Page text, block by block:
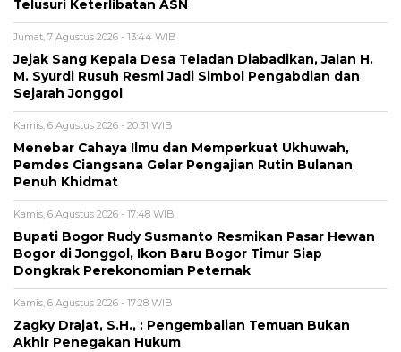
Telusuri Keterlibatan ASN
Jumat, 7 Agustus 2026 - 13:44 WIB
Jejak Sang Kepala Desa Teladan Diabadikan, Jalan H.
M. Syurdi Rusuh Resmi Jadi Simbol Pengabdian dan
Sejarah Jonggol
Kamis, 6 Agustus 2026 - 20:31 WIB
Menebar Cahaya Ilmu dan Memperkuat Ukhuwah,
Pemdes Ciangsana Gelar Pengajian Rutin Bulanan
Penuh Khidmat
Kamis, 6 Agustus 2026 - 17:48 WIB
Bupati Bogor Rudy Susmanto Resmikan Pasar Hewan
Bogor di Jonggol, Ikon Baru Bogor Timur Siap
Dongkrak Perekonomian Peternak
Kamis, 6 Agustus 2026 - 17:28 WIB
Zagky Drajat, S.H., : Pengembalian Temuan Bukan
Akhir Penegakan Hukum